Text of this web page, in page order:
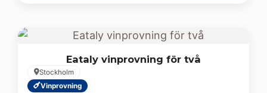
Eataly vinprovning för två
Stockholm
Vinprovning